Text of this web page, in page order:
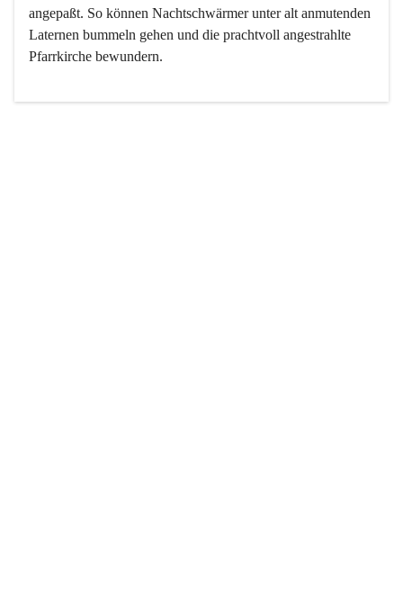
angepaßt. So können Nachtschwärmer unter alt anmutenden
Laternen bummeln gehen und die prachtvoll angestrahlte
Pfarrkirche bewundern.
Der Weinbau dominert heute nicht mehr, ist aber integrativer